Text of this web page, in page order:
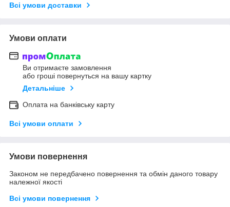
Всі умови доставки
Умови оплати
Ви отримаєте замовлення
або гроші повернуться на вашу картку
Детальніше
Оплата на банківську карту
Всі умови оплати
Умови повернення
Законом не передбачено повернення та обмін даного товару
належної якості
Всі умови повернення